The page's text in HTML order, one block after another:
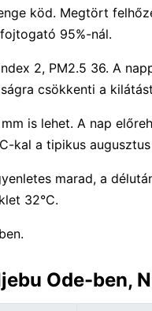
köd. Megtört
95%-nál.
2, PM2.5 36. A
csökkenti a
is lehet. A nap
kal a tipikus
marad, a
32°C.
Ode-ben,